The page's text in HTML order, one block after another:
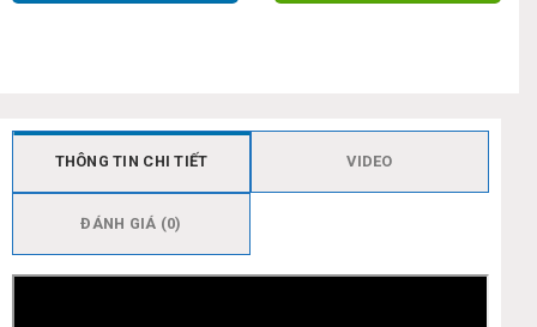
THÔNG TIN CHI TIẾT VIDEO
ĐÁNH GIÁ (0)